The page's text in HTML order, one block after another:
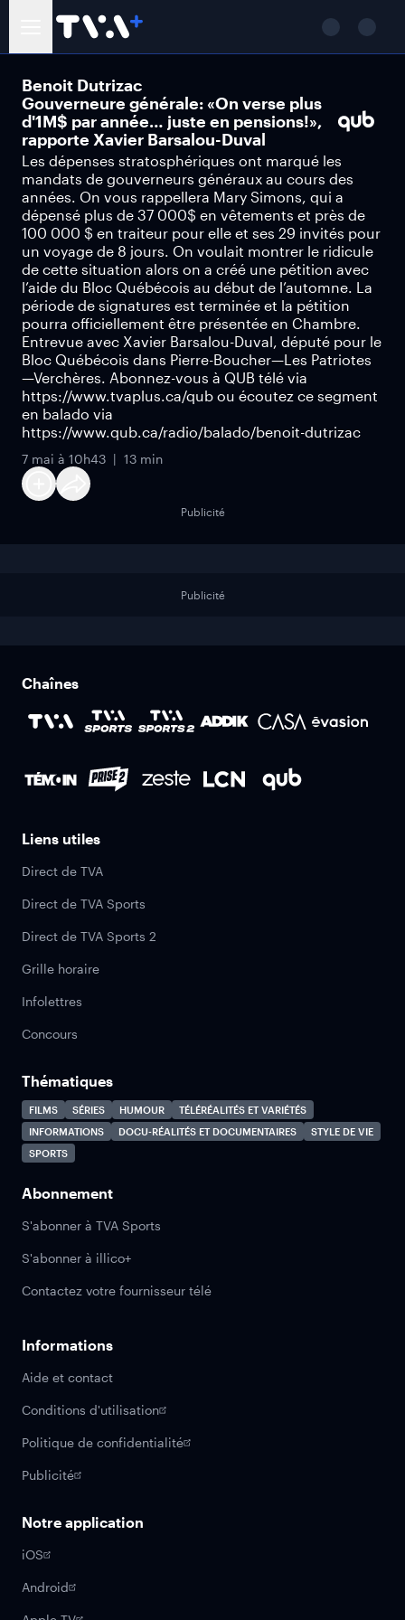
Benoit Dutrizac
Gouverneure générale: «On verse plus
d'1M$ par année… juste en pensions!»,
rapporte Xavier Barsalou-Duval
Les dépenses stratosphériques ont marqué les
mandats de gouverneurs généraux au cours des
années. On vous rappellera Mary Simons, qui a
dépensé plus de 37 000$ en vêtements et près de
100 000 $ en traiteur pour elle et ses 29 invités pour
un voyage de 8 jours. On voulait montrer le ridicule
de cette situation alors on a créé une pétition avec
l’aide du Bloc Québécois au début de l’automne. La
période de signatures est terminée et la pétition
pourra officiellement être présentée en Chambre.
Entrevue avec Xavier Barsalou-Duval, député pour le
Bloc Québécois dans Pierre-Boucher—Les Patriotes
—Verchères. Abonnez-vous à QUB télé via
https://www.tvaplus.ca/qub ou écoutez ce segment
en balado via
https://www.qub.ca/radio/balado/benoit-dutrizac
7 mai à 10h43 13 min
Publicité
Publicité
Chaînes
Liens utiles
Direct de TVA
Direct de TVA Sports
Direct de TVA Sports 2
Grille horaire
Infolettres
Concours
Thématiques
FILMS SÉRIES HUMOUR
TÉLÉRÉALITÉS ET VARIÉTÉS
INFORMATIONS
DOCU-RÉALITÉS ET DOCUMENTAIRES
STYLE DE VIE
SPORTS
Abonnement
S'abonner à TVA Sports
S'abonner à illico+
Contactez votre fournisseur télé
Informations
Aide et contact
Conditions d'utilisation
Politique de confidentialité
Publicité
Notre application
iOS
Android